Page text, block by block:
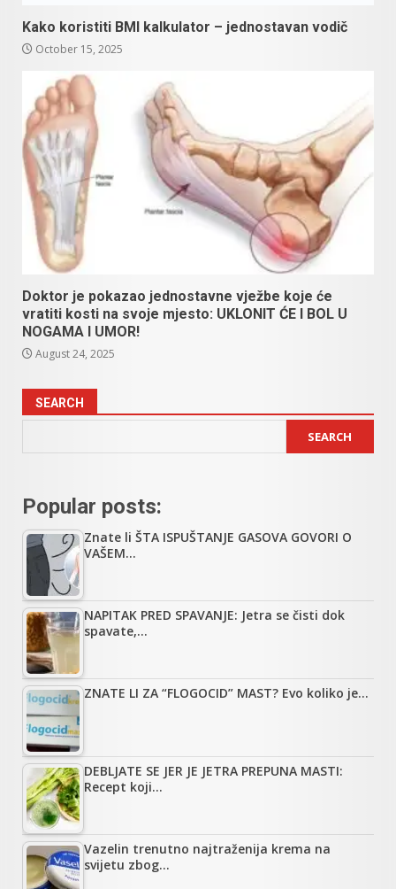
Kako koristiti BMI kalkulator – jednostavan vodič
October 15, 2025
Doktor je pokazao jednostavne vježbe koje će
vratiti kosti na svoje mjesto: UKLONIT ĆE I BOL U
NOGAMA I UMOR!
August 24, 2025
SEARCH
SEARCH
Popular posts:
Znate li ŠTA ISPUŠTANJE GASOVA GOVORI O
VAŠEM…
NAPITAK PRED SPAVANJE: Jetra se čisti dok
spavate,…
ZNATE LI ZA “FLOGOCID” MAST? Evo koliko je…
DEBLJATE SE JER JE JETRA PREPUNA MASTI:
Recept koji…
Vazelin trenutno najtraženija krema na
svijetu zbog…